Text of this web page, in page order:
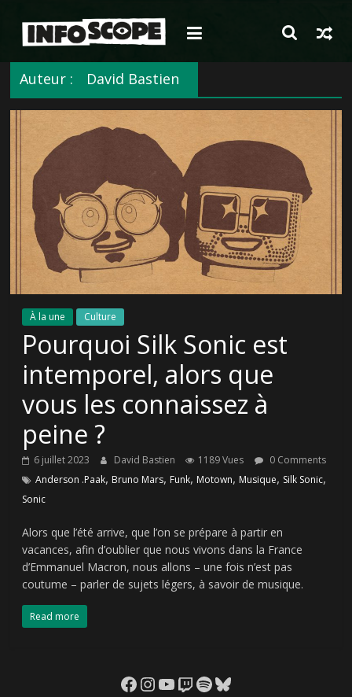
contenu
Auteur : David Bastien
À la une Culture
Pourquoi Silk Sonic est
intemporel, alors que
vous les connaissez à
peine ?
6 juillet 2023 David Bastien 1189 Vues
0 Comments
Anderson .Paak, Bruno Mars, Funk, Motown, Musique, Silk Sonic,
Sonic
Alors que l’été arrive, que l’on se prépare à partir en
vacances, afin d’oublier que nous vivons dans la France
d’Emmanuel Macron, nous allons – une fois n’est pas
coutume – parler de sujets légers, à savoir de musique.
Read more
Facebook
Instagram
YouTube
Twitch
Spotify
Bluesky